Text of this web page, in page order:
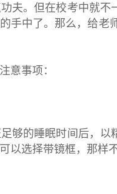
夫。但在校考中就不
手中了。那么，给
事项：
的睡眠时间后，以
以选择带镜框，那样